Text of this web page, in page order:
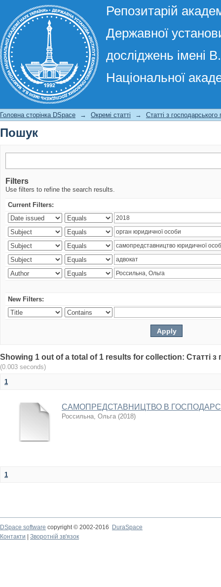
Репозитарій
Державної
досліджень імені
Національної
Пошук
Головна сторінка DSpace → Окремі статті → Статті з господарського
Пошук
Filters
Use filters to refine the search results.
Current Filters:
New Filters:
Showing 1 out of a total of 1 results for collection: Статті з
(0.003 seconds)
1
САМОПРЕДСТАВНИЦТВО В
Россильна, Ольга (2018)
1
DSpace software copyright © 2002-2016
DuraSpace
Контакти
Зворотній зв'язок